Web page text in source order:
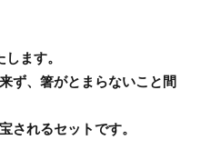
ます。
ず、箸がとまらないこと間
されるセットです。